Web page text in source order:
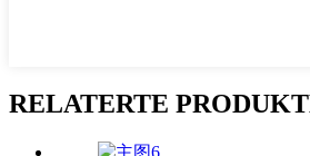
RELATERTE